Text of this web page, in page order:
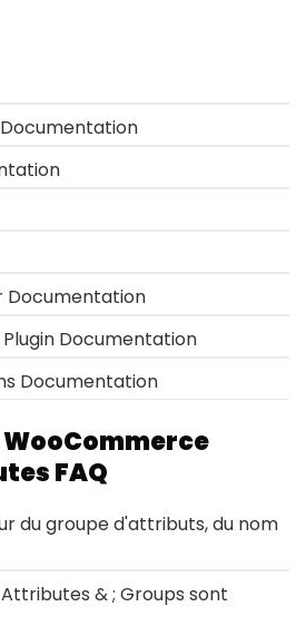
Documentation
Documentation
Documentation
WooCommerce
FAQ
du groupe d'attributs, du nom
& ; Groups sont